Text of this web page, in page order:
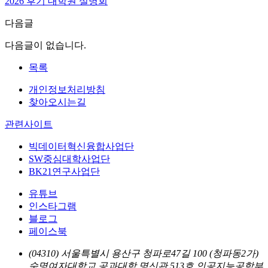
다음글
다음글이 없습니다.
목록
개인정보처리방침
찾아오시는길
관련사이트
빅데이터혁신융합사업단
SW중심대학사업단
BK21연구사업단
유튜브
인스타그램
블로그
페이스북
(04310) 서울특별시 용산구 청파로47길 100 (청파동2가)